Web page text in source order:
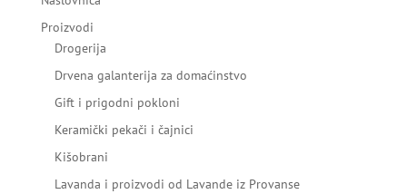
Proizvodi
Drogerija
Drvena galanterija za domaćinstvo
Gift i prigodni pokloni
Keramički pekači i čajnici
Kišobrani
Lavanda i proizvodi od Lavande iz Provanse